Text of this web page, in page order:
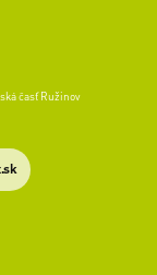
časť Ružinov